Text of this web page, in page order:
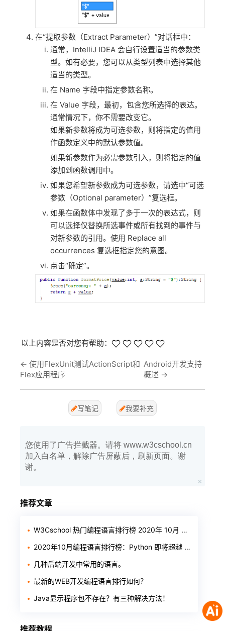
在“提取参数（Extract Parameter）”对话框中：
通常，IntelliJ IDEA 会自行设置适当的参数类
型。如有必要，您可以从类型列表中选择其他
适当的类型。
在 Name 字段中指定参数名称。
在 Value 字段，最初，包含您所选择的表达。
通常情况下，你不需要改变它。
如果新参数将成为可选参数，则将指定的值用
作函数定义中的默认参数值。
如果新参数作为必需参数引入，则将指定的值
添加到函数调用中。
如果您希望新参数成为可选参数，请选中“可选
参数（Optional parameter）”复选框。
如果在函数体中发现了多于一次的表达式，则
可以选择仅替换所选事件或所有找到的事件与
对新参数的引用。使用 Replace all
occurrences 复选框指定您的意图。
点击“确定”。
以上内容是否对您有帮助：
← 使用FlexUnit测试ActionScript和
Flex应用程序
Android开发支持
概述 →
写笔记 我要补充
您使用了广告拦截器。请将 www.w3cschool.cn
加入白名单，解除广告屏蔽后，刷新页面。谢
谢。
推荐文章
W3Cschool 热门编程语言排行榜 2020年 10月 TOP10
2020年10月编程语言排行榜：Python 即将超越 Java
几种后端开发中常用的语言。
最新的WEB开发编程语言排行如何？
Java显示程序包不存在？有三种解决方法！
推荐教程